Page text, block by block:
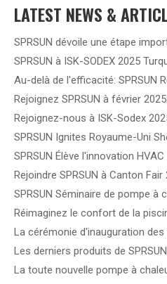
LATEST NEWS &
SPRSUN Élève l'innovation